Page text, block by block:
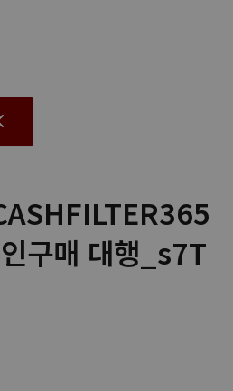
구매 대행_s7T